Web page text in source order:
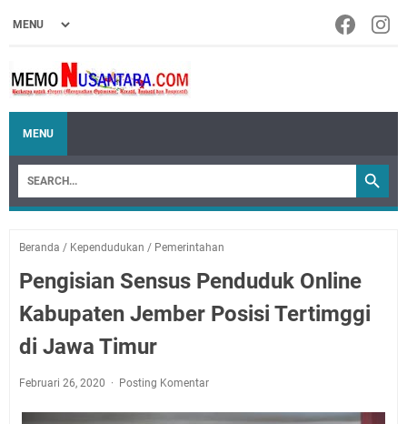
MENU
Beranda / Kependudukan / Pemerintahan
Pengisian Sensus Penduduk Online
Kabupaten Jember Posisi Tertimggi
di Jawa Timur
Februari 26, 2020 Posting Komentar